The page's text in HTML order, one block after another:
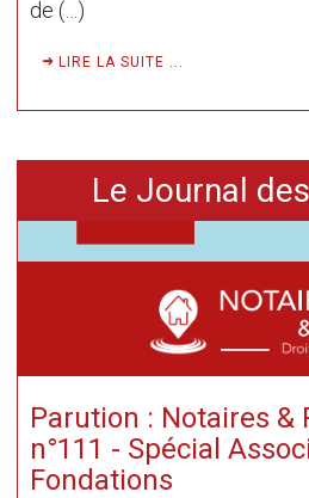
de (…)
LIRE LA SUITE ...
Le Journal
Parution : Notaires &
n°111 - Spécial
Fondations